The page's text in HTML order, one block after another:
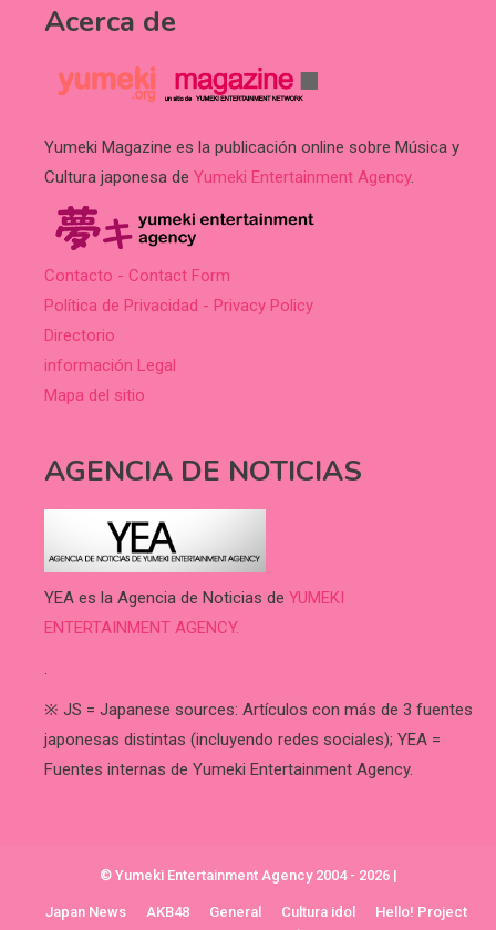
Acerca de
Yumeki Magazine es la publicación online sobre Música y
Cultura japonesa de Yumeki Entertainment Agency.
Contacto - Contact Form
Política de Privacidad - Privacy Policy
Directorio
información Legal
Mapa del sitio
AGENCIA DE NOTICIAS
YEA es la Agencia de Noticias de YUMEKI
ENTERTAINMENT AGENCY.
.
※ JS = Japanese sources: Artículos con más de 3 fuentes
japonesas distintas (incluyendo redes sociales); YEA =
Fuentes internas de Yumeki Entertainment Agency.
© Yumeki Entertainment Agency 2004 - 2026 |
Japan News AKB48 General Cultura idol
Hello! Project